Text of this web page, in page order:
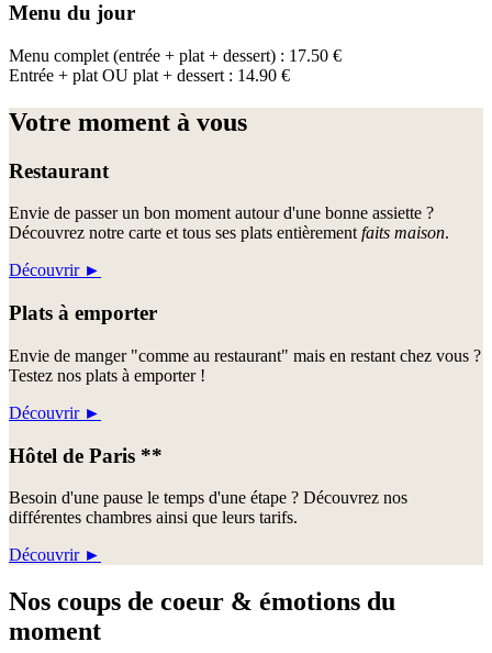
Menu du jour
Menu complet (entrée + plat + dessert) : 17.50 €
Entrée + plat OU plat + dessert : 14.90 €
Votre moment à vous
Restaurant
Envie de passer un bon moment autour d'une bonne assiette ?
Découvrez notre carte et tous ses plats entièrement faits maison.
Découvrir►
Plats à emporter
Envie de manger "comme au restaurant" mais en restant chez vous ?
Testez nos plats à emporter !
Découvrir►
Hôtel de Paris **
Besoin d'une pause le temps d'une étape ? Découvrez nos
différentes chambres ainsi que leurs tarifs.
Découvrir►
Nos coups de coeur & émotions du
moment